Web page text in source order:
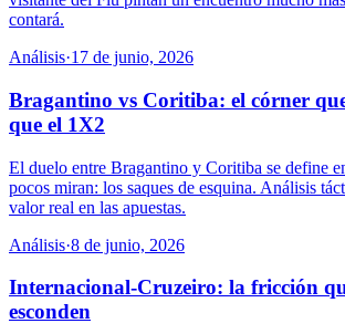
contará.
Análisis·17 de junio, 2026
Bragantino vs Coritiba: el córner
que el 1X2
El duelo entre Bragantino y Coritiba se define
pocos miran: los saques de esquina. Análisis
valor real en las apuestas.
Análisis·8 de junio, 2026
Internacional-Cruzeiro: la fricción
esconden